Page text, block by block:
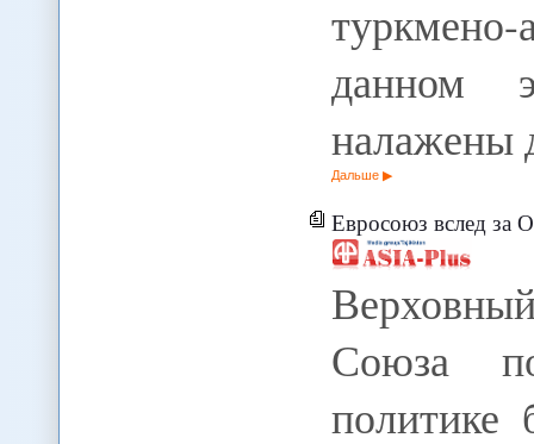
данном
Дальше
Евросоюз вслед за ОБСЕ и
Союза
политике